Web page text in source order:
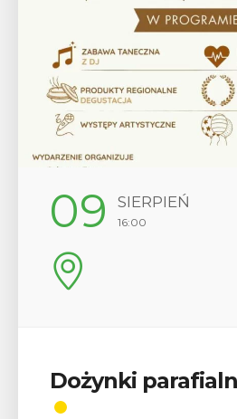
12 SIERPIEŃ
17:00
Wykład „Jak
odznaki na